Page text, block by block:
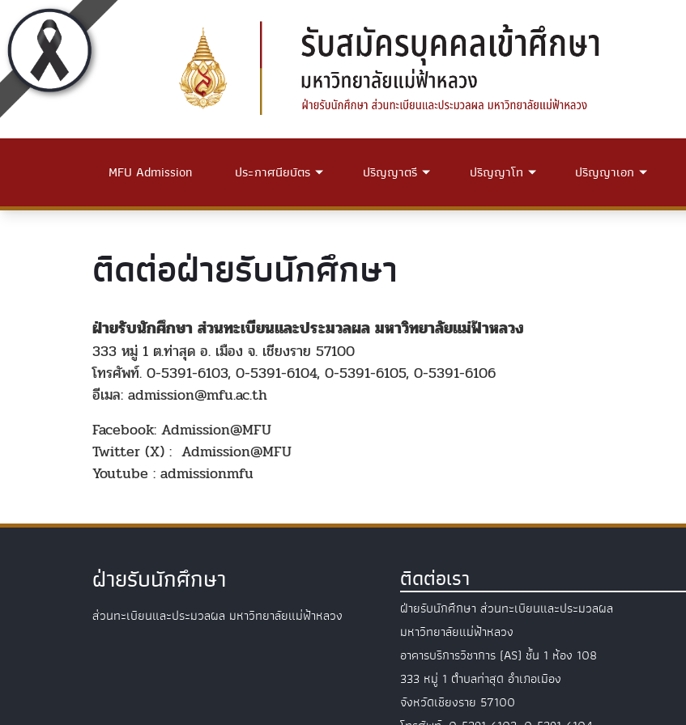
MFU Admission ประกาศนียบัตร ปริญญาตรี ปริญญาโท ปริญญาเอก
ติดต่อฝ่ายรับนักศึกษา
ฝ่ายรับนักศึกษา ส่วนทะเบียนและประมวลผล มหาวิทยาลัยแม่ฟ้าหลวง
333 หมู่ 1 ต.ท่าสุด อ. เมือง จ. เชียงราย 57100
โทรศัพท์. 0-5391-6103, 0-5391-6104, 0-5391-6105, 0-5391-6106
อีเมล: admission@mfu.ac.th
Facebook: Admission@MFU
Twitter (X) : Admission@MFU
Youtube : admissionmfu
ฝ่ายรับนักศึกษา
ส่วนทะเบียนและประมวลผล มหาวิทยาลัยแม่ฟ้าหลวง
ติดต่อเรา
ฝ่ายรับนักศึกษา ส่วนทะเบียนและประมวลผล
มหาวิทยาลัยแม่ฟ้าหลวง
อาคารบริการวิชาการ (AS) ชั้น 1 ห้อง 108
333 หมู่ 1 ตำบลท่าสุด อำเภอเมือง
จังหวัดเชียงราย 57100